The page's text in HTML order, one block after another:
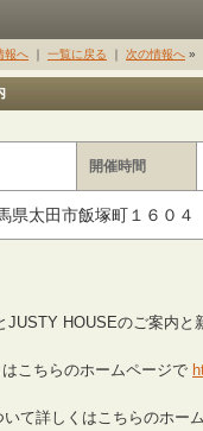
報へ ｜ 一覧に戻る ｜ 次の情報へ »
開催時間
県太田市飯塚町１６０４
HOUSEのご案内と
こちらのホームページで
て詳しくはこちらのホー